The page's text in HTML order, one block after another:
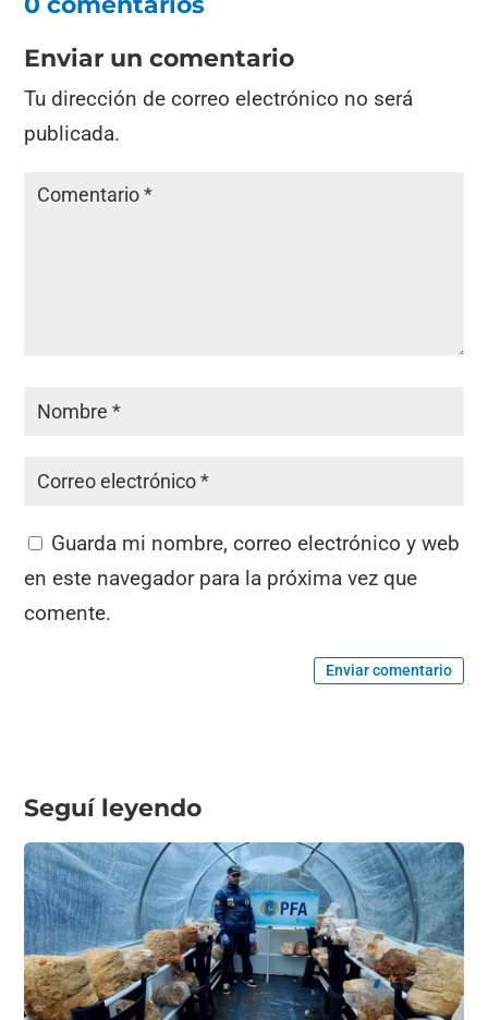
Enviar un comentario
Tu dirección de correo electrónico no será
publicada.
Guarda mi nombre, correo electrónico y web
en este navegador para la próxima vez que
comente.
Enviar comentario
Seguí leyendo